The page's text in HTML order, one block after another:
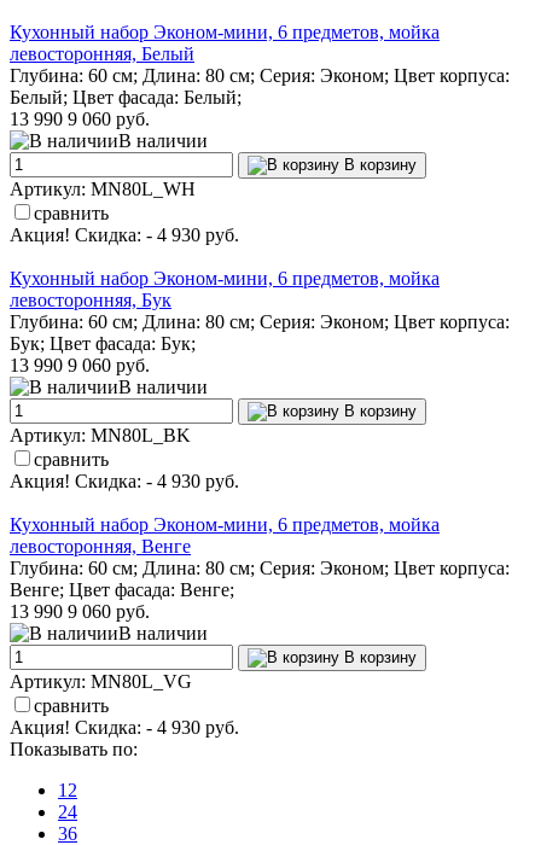
Кухонный набор Эконом-мини, 6 предметов, мойка
левосторонняя, Белый
Глубина: 60 см; Длина: 80 см; Серия: Эконом; Цвет корпуса:
Белый; Цвет фасада: Белый;
13 990 9 060 руб.
В наличии
В корзину
Артикул: MN80L_WH
сравнить
Акция! Скидка: - 4 930 руб.
Кухонный набор Эконом-мини, 6 предметов, мойка
левосторонняя, Бук
Глубина: 60 см; Длина: 80 см; Серия: Эконом; Цвет корпуса:
Бук; Цвет фасада: Бук;
13 990 9 060 руб.
В наличии
В корзину
Артикул: MN80L_BK
сравнить
Акция! Скидка: - 4 930 руб.
Кухонный набор Эконом-мини, 6 предметов, мойка
левосторонняя, Венге
Глубина: 60 см; Длина: 80 см; Серия: Эконом; Цвет корпуса:
Венге; Цвет фасада: Венге;
13 990 9 060 руб.
В наличии
В корзину
Артикул: MN80L_VG
сравнить
Акция! Скидка: - 4 930 руб.
Показывать по:
12
24
36